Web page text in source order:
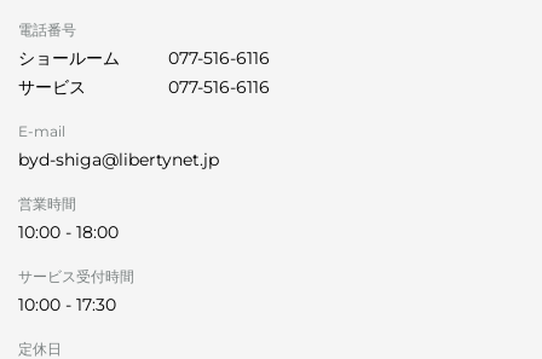
電話番号
ショールーム
077-516-6116
サービス
077-516-6116
E-mail
byd-shiga@libertynet.jp
営業時間
10:00 - 18:00
サービス受付時間
10:00 - 17:30
定休日